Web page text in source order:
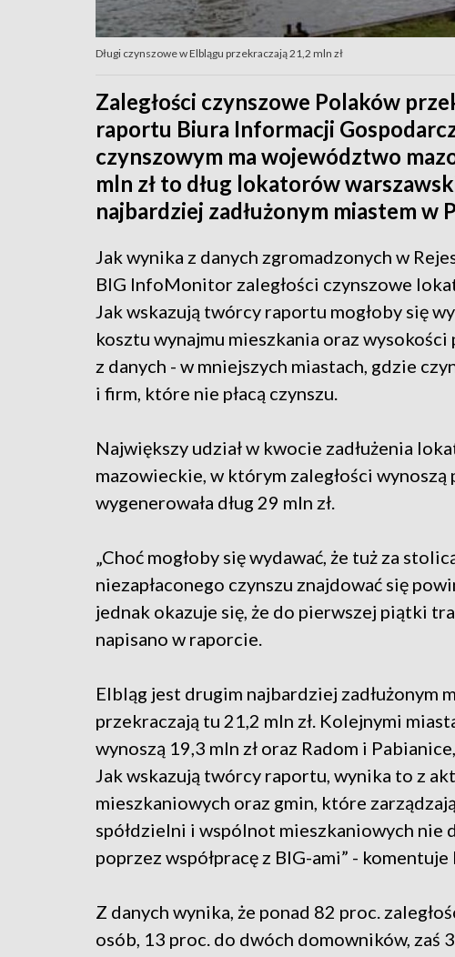
Długi czynszowe w Elblągu przekraczają 21,2 mln zł
Zaległości czynszowe Polaków
raportu Biura Informacji
czynszowym ma województwo
mln zł to dług lokatorów
najbardziej zadłużonym miastem w
Jak wynika z danych zgromadzonych w
BIG InfoMonitor zaległości czynszowe
Jak wskazują twórcy raportu mogłoby się
kosztu wynajmu mieszkania oraz wysokości
z danych - w mniejszych miastach, gdzie
i firm, które nie płacą czynszu.
Największy udział w kwocie zadłużenia
mazowieckie, w którym zaległości wynoszą
wygenerowała dług 29 mln zł.
„Choć mogłoby się wydawać, że tuż za
niezapłaconego czynszu znajdować się
jednak okazuje się, że do pierwszej piątki
napisano w raporcie.
Elbląg jest drugim najbardziej zadłużonym
przekraczają tu 21,2 mln zł. Kolejnymi
wynoszą 19,3 mln zł oraz Radom i
Jak wskazują twórcy raportu, wynika to z
mieszkaniowych oraz gmin, które
spółdzielni i wspólnot mieszkaniowych nie
poprzez współpracę z BIG-ami” - komentuje
Z danych wynika, że ponad 82 proc.
osób, 13 proc. do dwóch domowników, zaś